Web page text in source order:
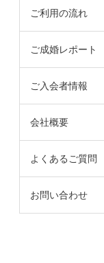
ご利用の流れ
ご成婚レポート
ご入会者情報
会社概要
よくあるご質問
お問い合わせ